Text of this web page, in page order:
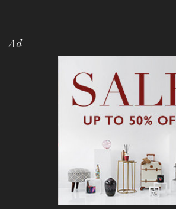
Ad